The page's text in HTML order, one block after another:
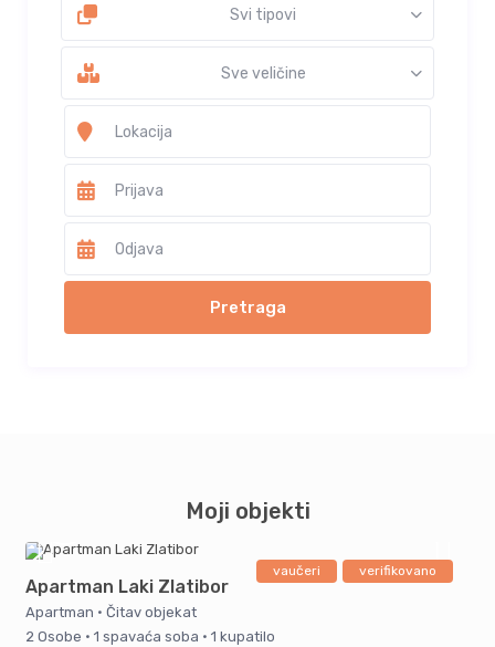
Svi tipovi
Sve veličine
Moji objekti
vaučeri verifikovano
Apartman Laki Zlatibor
Apartman · Čitav objekat
2 Osobe · 1 spavaća soba · 1 kupatilo